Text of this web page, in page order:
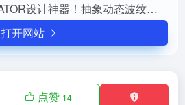
RITM GENERATOR设计神器！抽象动态波纹在线生成器
打开网站
点赞 14